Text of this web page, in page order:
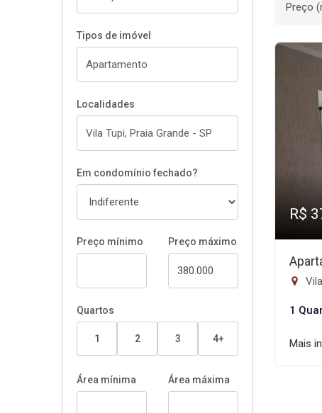
Tipos de imóvel
Localidades
Em condomínio fechado?
Preço mínimo Preço máximo
Quartos
1 2 3 4+
Área mínima Área máxima
Ordenar
R$
1
Mais